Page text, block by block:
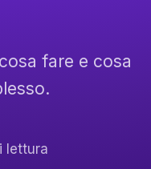
fare e cosa
lettura